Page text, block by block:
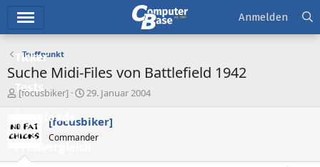
Ticker
Tests
Downloads
Anmelden
Treffpunkt
Suche Midi-Files von Battlefield 1942
E
t
e
[focusbiker]
E
s
t
e
29. Januar 2004
[focusbiker]
Commander